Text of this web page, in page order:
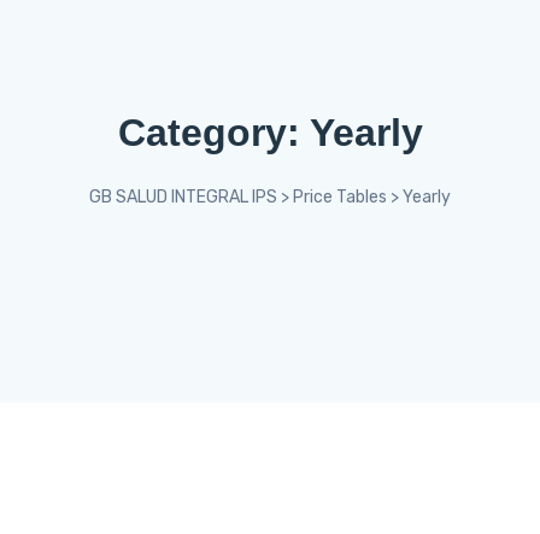
Category: Yearly
GB SALUD INTEGRAL IPS > Price Tables >Yearly